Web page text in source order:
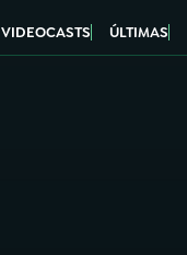
VIDEOCASTS ÚLTIMAS